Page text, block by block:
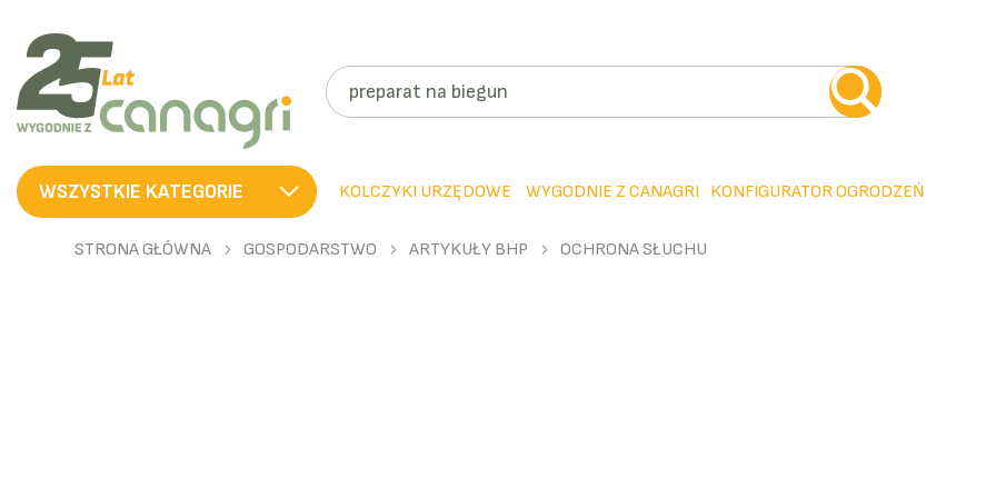
SZUKAJ
WSZYSTKIE KATEGORIE KOLCZYKI URZĘDOWE WYGODNIE Z CANAGRI KONFIGURATOR OGRODZEŃ
STRONA GŁÓWNA GOSPODARSTWO ARTYKUŁY BHP OCHRONA SŁUCHU